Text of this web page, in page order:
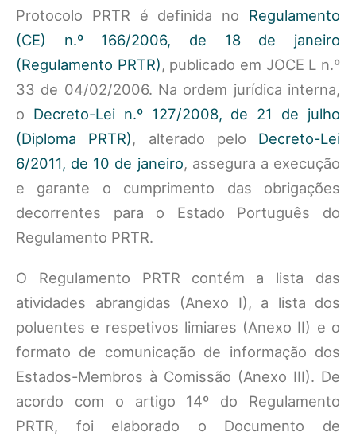
Protocolo PRTR é definida no Regulamento
(CE) n.º 166/2006, de 18 de janeiro
(Regulamento PRTR), publicado em JOCE L n.º
33 de 04/02/2006. Na ordem jurídica interna,
o Decreto-Lei n.º 127/2008, de 21 de julho
(Diploma PRTR), alterado pelo Decreto-Lei
6/2011, de 10 de janeiro, assegura a execução
e garante o cumprimento das obrigações
decorrentes para o Estado Português do
Regulamento PRTR.
O Regulamento PRTR contém a lista das
atividades abrangidas (Anexo I), a lista dos
poluentes e respetivos limiares (Anexo II) e o
formato de comunicação de informação dos
Estados-Membros à Comissão (Anexo III). De
acordo com o artigo 14º do Regulamento
PRTR, foi elaborado o Documento de